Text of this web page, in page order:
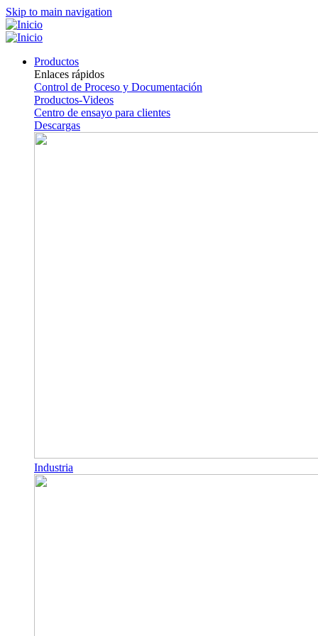
Skip to main navigation
Productos
Enlaces rápidos
Control de Proceso y Documentación
Productos-Videos
Centro de ensayo para clientes
Descargas
Industria